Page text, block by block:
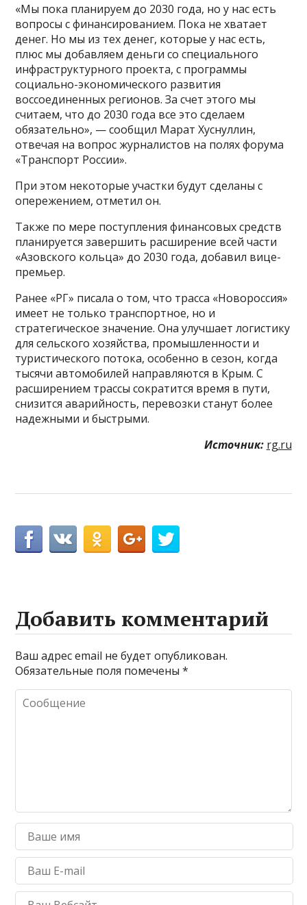
«Мы пока планируем до 2030 года, но у нас есть
вопросы с финансированием. Пока не хватает
денег. Но мы из тех денег, которые у нас есть,
плюс мы добавляем деньги со специального
инфраструктурного проекта, с программы
социально-экономического развития
воссоединенных регионов. За счет этого мы
считаем, что до 2030 года все это сделаем
обязательно», — сообщил Марат Хуснуллин,
отвечая на вопрос журналистов на полях форума
«Транспорт России».
При этом некоторые участки будут сделаны с
опережением, отметил он.
Также по мере поступления финансовых средств
планируется завершить расширение всей части
«Азовского кольца» до 2030 года, добавил вице-
премьер.
Ранее «РГ» писала о том, что трасса «Новороссия»
имеет не только транспортное, но и
стратегическое значение. Она улучшает логистику
для сельского хозяйства, промышленности и
туристического потока, особенно в сезон, когда
тысячи автомобилей направляются в Крым. С
расширением трассы сократится время в пути,
снизится аварийность, перевозки станут более
надежными и быстрыми.
Источник: rg.ru
Добавить комментарий
Ваш адрес email не будет опубликован.
Обязательные поля помечены*